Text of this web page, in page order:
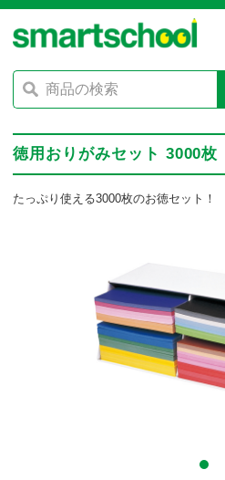
徳用おりがみセット 3000枚
たっぷり使える3000枚のお徳セット！